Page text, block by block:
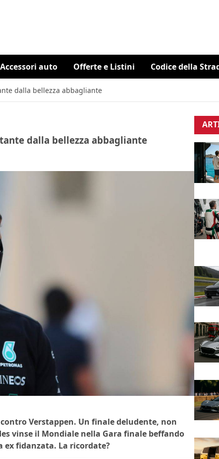
Accessori auto Offerte e Listini Codice della
dalla bellezza abbagliante
dalla bellezza abbagliante
Verstappen. Un finale deludente, non
vinse il Mondiale nella Gara finale beffando
ex fidanzata. La ricordate?